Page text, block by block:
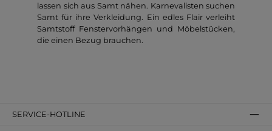
lassen sich aus Samt nähen. Karnevalisten suchen
Samt für ihre Verkleidung. Ein edles Flair verleiht
Samtstoff Fenstervorhängen und Möbelstücken,
die einen Bezug brauchen.
SERVICE-HOTLINE